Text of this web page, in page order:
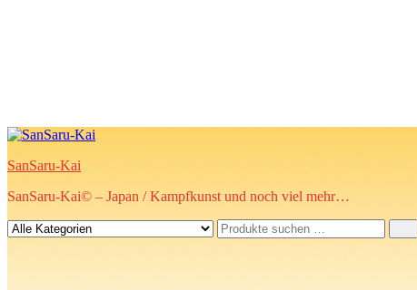
SanSaru-Kai
SanSaru-Kai© – Japan / Kampfkunst und noch viel mehr…